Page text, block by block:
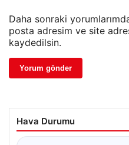
Daha sonraki
posta adresim ve site
kaydedilsin.
Hava Durumu